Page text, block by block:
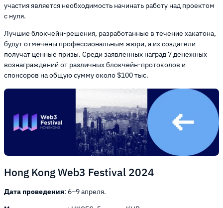
участия является необходимость начинать работу над проектом
с нуля.
Лучшие блокчейн-решения, разработанные в течение хакатона,
будут отмечены профессиональным жюри, а их создатели
получат ценные призы. Среди заявленных наград 7 денежных
вознаграждений от различных блокчейн-протоколов и
спонсоров на общую сумму около $100 тыс.
Hong Kong Web3 Festival 2024
Дата проведения: 6–9 апреля.